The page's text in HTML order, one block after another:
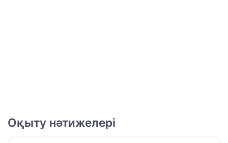
Оқыту нәтижелері